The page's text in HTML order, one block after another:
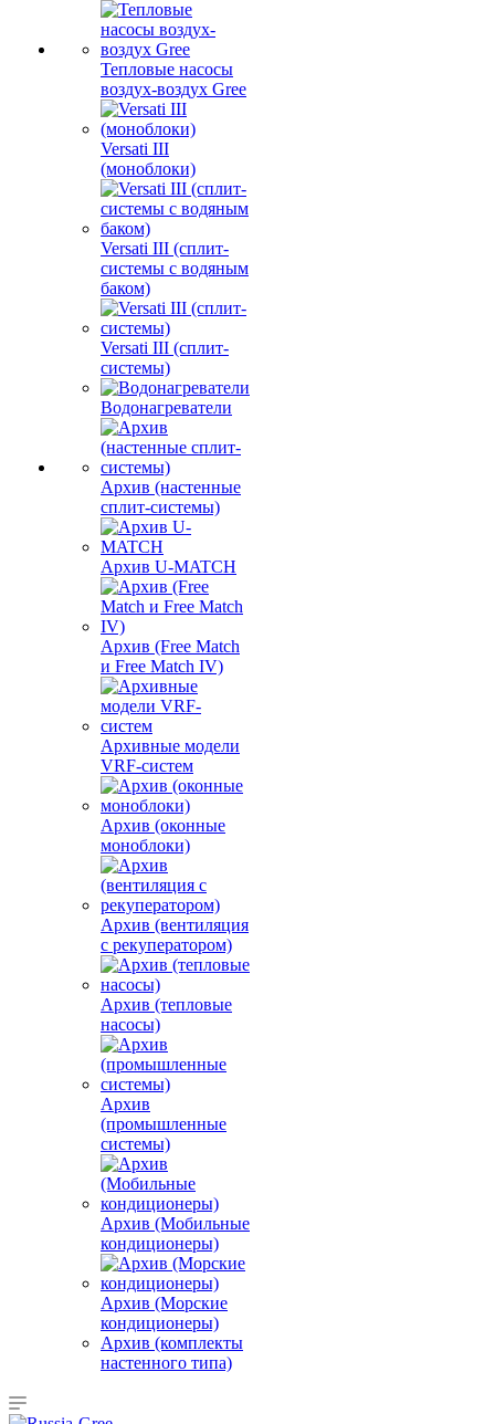
Тепловые насосы
воздух-воздух Gree
Versati III
(моноблоки)
Versati III (сплит-
системы с водяным
баком)
Versati III (сплит-
системы)
Водонагреватели
Архив (настенные
сплит-системы)
Архив U-MATCH
Архив (Free Match
и Free Match IV)
Архивные модели
VRF-систем
Архив (оконные
моноблоки)
Архив (вентиляция
с рекуператором)
Архив (тепловые
насосы)
Архив
(промышленные
системы)
Архив (Мобильные
кондиционеры)
Архив (Морские
кондиционеры)
Архив (комплекты
настенного типа)